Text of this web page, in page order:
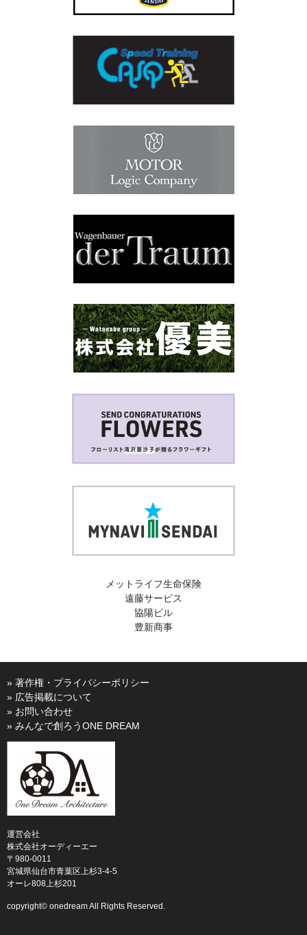
メットライフ生命保険
遠藤サービス
協陽ビル
豊新商事
» 著作権・プライバシーポリシー
» 広告掲載について
» お問い合わせ
» みんなで創ろうONE DREAM
運営会社
株式会社オーディーエー
〒980-0011
宮城県仙台市青葉区上杉3-4-5
オーレ808上杉201
copyright© onedream All Rights Reserved.